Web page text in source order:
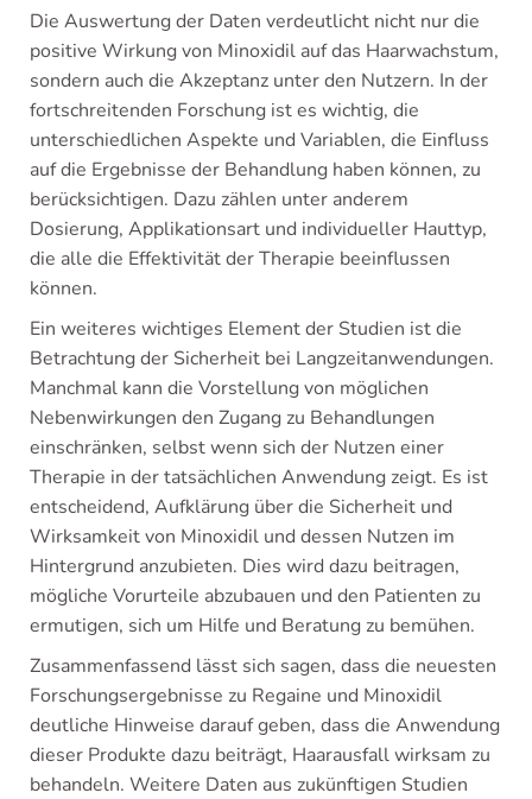
Die Auswertung der Daten verdeutlicht nicht nur die
positive Wirkung von Minoxidil auf das Haarwachstum,
sondern auch die Akzeptanz unter den Nutzern. In der
fortschreitenden Forschung ist es wichtig, die
unterschiedlichen Aspekte und Variablen, die Einfluss
auf die Ergebnisse der Behandlung haben können, zu
berücksichtigen. Dazu zählen unter anderem
Dosierung, Applikationsart und individueller Hauttyp,
die alle die Effektivität der Therapie beeinflussen
können.
Ein weiteres wichtiges Element der Studien ist die
Betrachtung der Sicherheit bei Langzeitanwendungen.
Manchmal kann die Vorstellung von möglichen
Nebenwirkungen den Zugang zu Behandlungen
einschränken, selbst wenn sich der Nutzen einer
Therapie in der tatsächlichen Anwendung zeigt. Es ist
entscheidend, Aufklärung über die Sicherheit und
Wirksamkeit von Minoxidil und dessen Nutzen im
Hintergrund anzubieten. Dies wird dazu beitragen,
mögliche Vorurteile abzubauen und den Patienten zu
ermutigen, sich um Hilfe und Beratung zu bemühen.
Zusammenfassend lässt sich sagen, dass die neuesten
Forschungsergebnisse zu Regaine und Minoxidil
deutliche Hinweise darauf geben, dass die Anwendung
dieser Produkte dazu beiträgt, Haarausfall wirksam zu
behandeln. Weitere Daten aus zukünftigen Studien